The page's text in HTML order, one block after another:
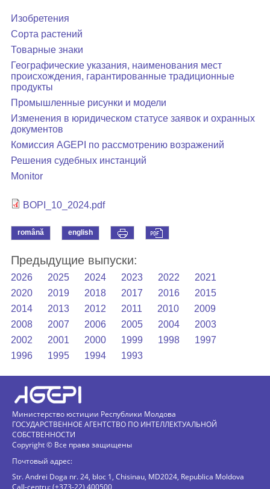
Изобретения
Сорта растений
Товарные знаки
Географические указания, наименования мест
происхождения, гарантированные традиционные
продукты
Промышленные рисунки и модели
Изменения в юридическом статусе заявок и охранных
документов
Комиссия AGEPI по рассмотрению возражений
Решения судебных инстанций
Monitor
BOPI_10_2024.pdf
română english
Предыдущие выпуски:
2026 2025 2024 2023 2022
2021
2020
2019 2018 2017 2016
2015
2014
2013 2012 2011 2010
2009
2008
2007 2006 2005 2004
2003
2002
2001 2000 1999 1998
1997
1996
1995 1994 1993
Министерство юстиции Республики Молдова
ГОСУДАРСТВЕННОЕ АГЕНТСТВО ПО ИНТЕЛЛЕКТУАЛЬНОЙ
СОБСТВЕННОСТИ
Copyright © Все права защищены
Почтовый адрес:
Str. Andrei Doga nr. 24, bloc 1, Chisinau, MD2024, Republica Moldova
Call-centru: (+373-22) 400500